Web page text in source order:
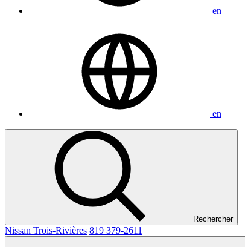
en
en
Rechercher
Nissan Trois-Rivières 819 379-2611